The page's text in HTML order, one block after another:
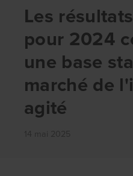
Les
pour 2024
une base
marché de
agité